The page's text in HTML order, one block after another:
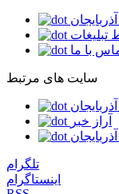
تبلیغات
با ما
سایت های مرتبط
آراز خبر
تلگرام
اینستاگرام